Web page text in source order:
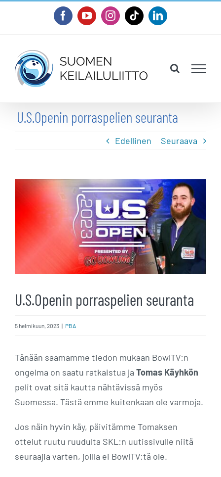
FacebookYouTubeInstagram
TiktokLinkedIn
U.S.Openin porraspelien seuranta
Edellinen Seuraava
U.S.Openin porraspelien seuranta
5 helmikuun, 2023 | PBA
Tänään saamamme tiedon mukaan BowlTV:n
ongelma on saatu ratkaistua ja Tomas Käyhkön
pelit ovat sitä kautta nähtävissä myös
Suomessa. Tästä emme kuitenkaan ole varmoja.
Jos näin hyvin käy, päivitämme Tomaksen
ottelut ruutu ruudulta SKL:n uutissivulle niitä
seuraajia varten, joilla ei BowlTV:tä ole.